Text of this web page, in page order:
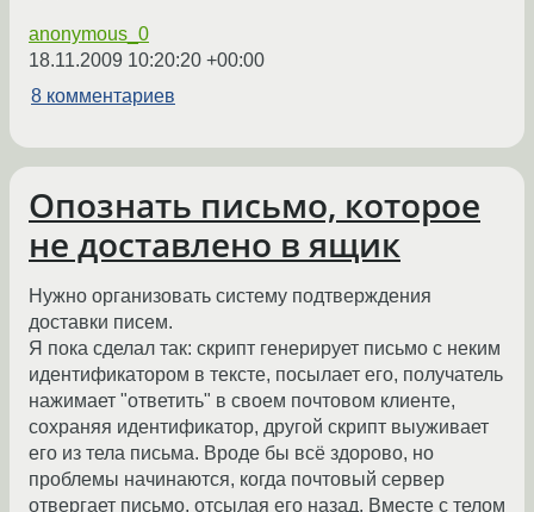
anonymous_0
18.11.2009 10:20:20 +00:00
8 комментариев
Опознать письмо, которое
не доставлено в ящик
Нужно организовать систему подтверждения
доставки писем.
Я пока сделал так: скрипт генерирует письмо с неким
идентификатором в тексте, посылает его, получатель
нажимает "ответить" в своем почтовом клиенте,
сохраняя идентификатор, другой скрипт выуживает
его из тела письма. Вроде бы всё здорово, но
проблемы начинаются, когда почтовый сервер
отвергает письмо, отсылая его назад. Вместе с телом